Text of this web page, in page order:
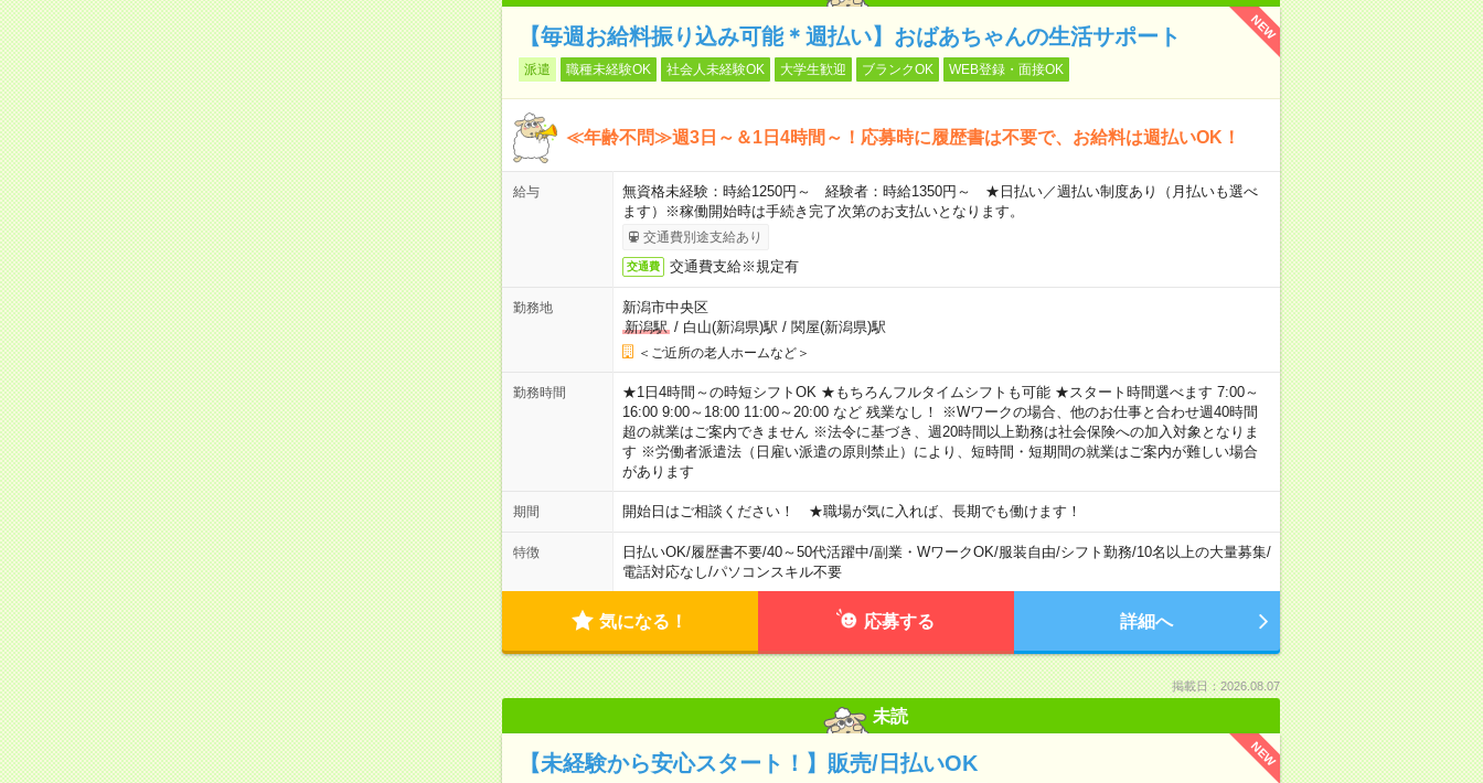
NEW
【毎週お給料振り込み可能＊週払い】おばあちゃんの生活サポート
派遣 職種未経験OK 社会人未経験OK 大学生歓迎 ブランクOK WEB登録・面接OK
≪年齢不問≫週3日～＆1日4時間～！応募時に履歴書は不要で、お給料は週払いOK！
給与
無資格未経験：時給1250円～ 経験者：時給1350円～ ★日払い／週払い制度あり（月払いも選べ
ます）※稼働開始時は手続き完了次第のお支払いとなります。
交通費別途支給あり
交通費 交通費支給※規定有
勤務地
新潟市中央区
新潟駅/ 白山(新潟県)駅 / 関屋(新潟県)駅
＜ご近所の老人ホームなど＞
勤務時間
★1日4時間～の時短シフトOK ★もちろんフルタイムシフトも可能 ★スタート時間選べます 7:00～
16:00 9:00～18:00 11:00～20:00 など 残業なし！ ※Wワークの場合、他のお仕事と合わせ週40時間
超の就業はご案内できません ※法令に基づき、週20時間以上勤務は社会保険への加入対象となりま
す ※労働者派遣法（日雇い派遣の原則禁止）により、短時間・短期間の就業はご案内が難しい場合
があります
期間 開始日はご相談ください！ ★職場が気に入れば、長期でも働けます！
特徴 日払いOK/履歴書不要/40～50代活躍中/副業・WワークOK/服装自由/シフト勤務/10名以上の大量募集/
電話対応なし/パソコンスキル不要
気になる！ 応募する 詳細へ
掲載日：2026.08.07
未読
NEW
【未経験から安心スタート！】販売/日払いOK